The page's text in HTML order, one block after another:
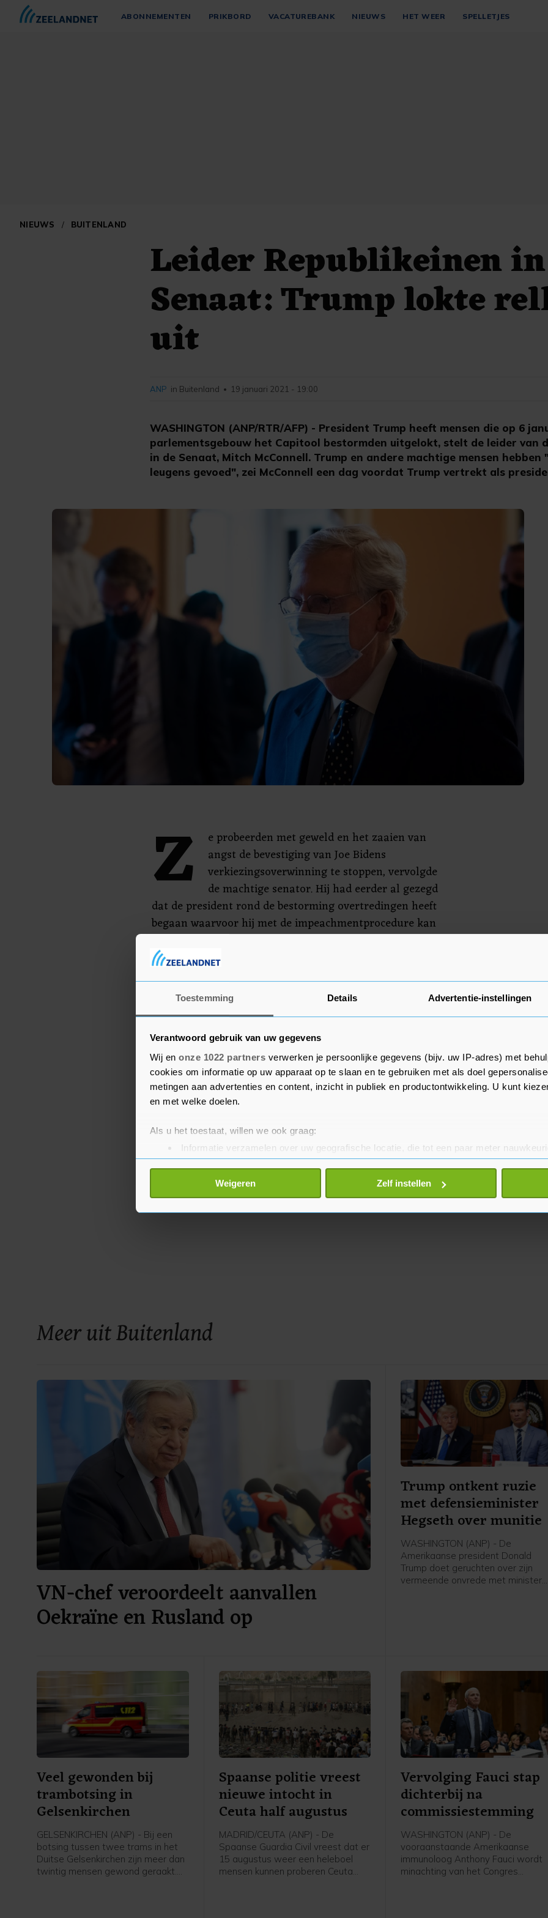
Toestemming Details Advertentie-instellingen
Verantwoord gebruik van uw gegevens
Wij en onze 1022 partners verwerken je persoonlijke gegevens (bijv. uw IP-adres) met
cookies om informatie op uw apparaat op te slaan en te gebruiken met als doel
metingen aan advertenties en content, inzicht in publiek en productontwikkeling. U kunt
en met welke doelen.
Als u het toestaat, willen we ook graag:
Informatie verzamelen over uw geografische locatie, die tot een paar meter
Uw apparaat identificeren door het actief te scannen op specifieke eigenschappen
Lees meer over hoe uw persoonlijke gegevens worden verwerkt en stel uw voorkeuren in het
toestemming op elk moment wijzigen of intrekken in de Cookieverklaring.
Weigeren Zelf instellen
ABONNEMENTEN PRIKBORD VACATUREBANK NIEUWS HET WEER SPELLETJES
NIEUWS / BUITENLAND
Leider Republikeinen in
Senaat: Trump lokte
uit
WASHINGTON (ANP/RTR/AFP) - President Trump heeft mensen die op 6
parlementsgebouw het Capitool bestormden uitgelokt, stelt de leider van
in de Senaat, Mitch McConnell. Trump en andere machtige mensen hebben
leugens gevoed", zei McConnell een dag voordat Trump vertrekt als
ANP in Buitenland • 19 januari 2021 - 19:00
Z
e probeerden met geweld en het zaaien van
angst de bevestiging van Joe Bidens
verkiezingsoverwinning te stoppen, vervolgde
de machtige senator. Hij had eerder al gezegd
dat de president rond de bestorming overtredingen heeft
begaan waarvoor hij met de impeachmentprocedure kan
worden afgezet. Wanneer de Senaat zich hierover buigt is
nog onduidelijk.
Bij de bestorming van het Capitool kwamen vijf mensen
om het leven en verkeerden sommige parlementariërs in
doodsangst.
Meer uit Buitenland
VN-chef veroordeelt aanvallen
Oekraïne en Rusland op
Trump ontkent ruzie
met defensieminister
Hegseth over munitie
WASHINGTON (ANP) - De
Amerikaanse president Donald
Trump doet geruchten over zijn
vermeende onvrede met minister
Veel gewonden bij
trambotsing in
Gelsenkirchen
GELSENKIRCHEN (ANP) - Bij een
botsing tussen twee trams in het
Duitse Gelsenkirchen zijn meer dan
twintig mensen gewond geraakt.
Spaanse politie vreest
nieuwe intocht in
Ceuta half augustus
MADRID/CEUTA (ANP) - De
Spaanse Guardia Civil vreest dat er
15 augustus weer een heleboel
mensen kunnen proberen Ceuta
Vervolging Fauci stap
dichterbij na
commissiestemming
WASHINGTON (ANP) - De
vooraanstaande Amerikaanse
immunoloog Anthony Fauci wordt
minachting van het Congres